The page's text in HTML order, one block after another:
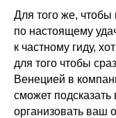
Для того же,
по настоящему
к частному гиду,
для того чтобы
Венецией в
сможет
организовать ваш